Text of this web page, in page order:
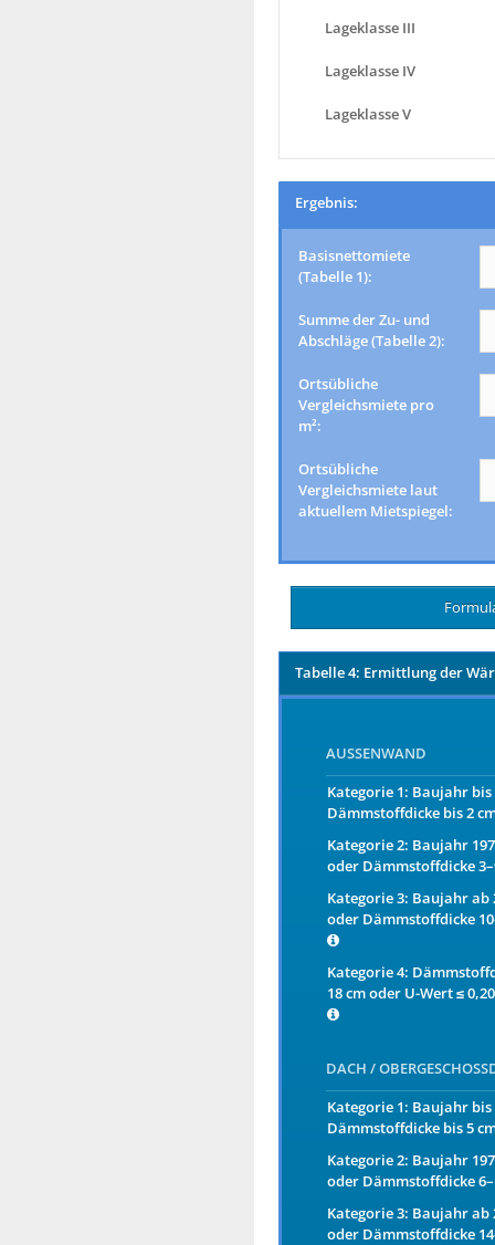
Lageklasse III
Lageklasse IV
Lageklasse V
Ergebnis:
Basisnettomiete
(Tabelle 1):
Summe der Zu- und
Abschläge (Tabelle 2):
Ortsübliche
Vergleichsmiete pro
m²:
Ortsübliche
Vergleichsmiete laut
aktuellem Mietspiegel:
Tabelle 4: Ermittlung der
AUSSENWAND
Kategorie 1: Baujahr bis
Dämmstoffdicke bis 2
Kategorie 2: Baujahr
oder Dämmstoffdicke
Kategorie 3: Baujahr ab
oder Dämmstoffdicke
Kategorie 4:
18 cm oder U-Wert ≤
DACH /
Kategorie 1: Baujahr bis
Dämmstoffdicke bis 5
Kategorie 2: Baujahr
oder Dämmstoffdicke
Kategorie 3: Baujahr ab
oder Dämmstoffdicke